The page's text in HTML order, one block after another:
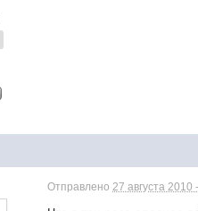
Отправлено 27 августа 2010